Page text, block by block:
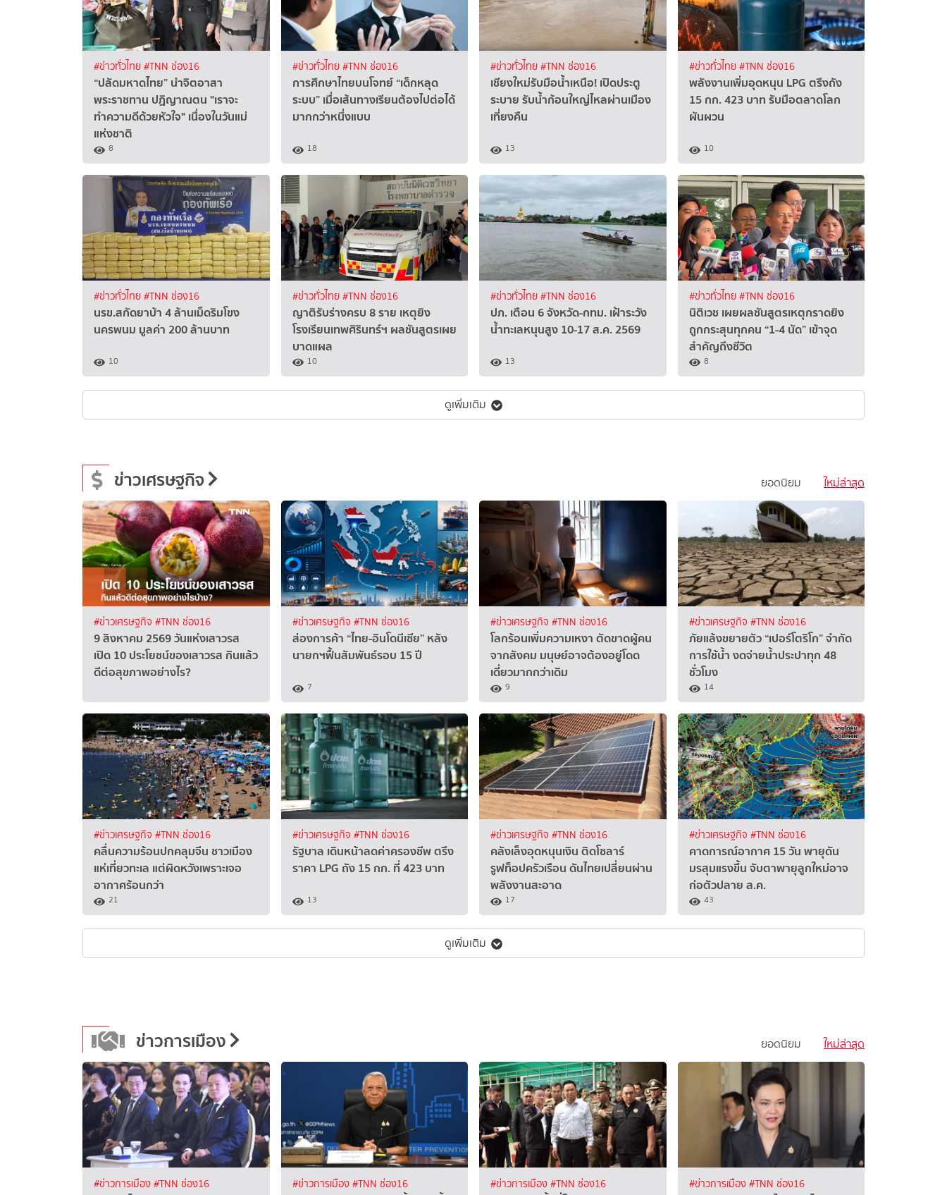
#ข่าวทั่วไทย#TNN ช่อง16
“ปลัดมหาดไทย” นำจิตอาสา
พระราชทาน ปฏิญาณตน "เราจะ
ทำความดีด้วยหัวใจ" เนื่องในวันแม่
แห่งชาติ
8
#ข่าวทั่วไทย#TNN ช่อง16
การศึกษาไทยบนโจทย์ “เด็กหลุด
ระบบ” เมื่อเส้นทางเรียนต้องไปต่อได้
มากกว่าหนึ่งแบบ
18
#ข่าวทั่วไทย#TNN ช่อง16
เชียงใหม่รับมือน้ำเหนือ! เปิดประตู
ระบาย รับน้ำก้อนใหญ่ไหลผ่านเมือง
เที่ยงคืน
13
#ข่าวทั่วไทย#TNN ช่อง16
พลังงานเพิ่มอุดหนุน LPG ตรึงถัง
15 กก. 423 บาท รับมือตลาดโลก
ผันผวน
10
#ข่าวทั่วไทย#TNN ช่อง16
นรข.สกัดยาบ้า 4 ล้านเม็ดริมโขง
นครพนม มูลค่า 200 ล้านบาท
10
#ข่าวทั่วไทย#TNN ช่อง16
ญาติรับร่างครบ 8 ราย เหตุยิง
โรงเรียนเทพศิรินทร์ฯ ผลชันสูตรเผย
บาดแผล
10
#ข่าวทั่วไทย#TNN ช่อง16
ปภ. เตือน 6 จังหวัด-กทม. เฝ้าระวัง
น้ำทะเลหนุนสูง 10-17 ส.ค. 2569
13
#ข่าวทั่วไทย#TNN ช่อง16
นิติเวช เผยผลชันสูตรเหตุกราดยิง
ถูกกระสุนทุกคน “1-4 นัด” เข้าจุด
สำคัญถึงชีวิต
8
ดูเพิ่มเติม
ข่าวเศรษฐกิจ ใหม่ล่าสุด
ยอดนิยม
#ข่าวเศรษฐกิจ #TNN ช่อง16
9 สิงหาคม 2569 วันแห่งเสาวรส
เปิด 10 ประโยชน์ของเสาวรส กินแล้ว
ดีต่อสุขภาพอย่างไร?
#ข่าวเศรษฐกิจ #TNN ช่อง16
ส่องการค้า “ไทย-อินโดนีเซีย” หลัง
นายกฯฟื้นสัมพันธ์รอบ 15 ปี
7
#ข่าวเศรษฐกิจ #TNN ช่อง16
โลกร้อนเพิ่มความเหงา ตัดขาดผู้คน
จากสังคม มนุษย์อาจต้องอยู่โดด
เดี่ยวมากกว่าเดิม
9
#ข่าวเศรษฐกิจ #TNN ช่อง16
ภัยแล้งขยายตัว “เปอร์โตริโก” จำกัด
การใช้น้ำ งดจ่ายน้ำประปาทุก 48
ชั่วโมง
14
#ข่าวเศรษฐกิจ #TNN ช่อง16
คลื่นความร้อนปกคลุมจีน ชาวเมือง
แห่เที่ยวทะเล แต่ผิดหวังเพราะเจอ
อากาศร้อนกว่า
21
#ข่าวเศรษฐกิจ #TNN ช่อง16
รัฐบาล เดินหน้าลดค่าครองชีพ ตรึง
ราคา LPG ถัง 15 กก. ที่ 423 บาท
13
#ข่าวเศรษฐกิจ #TNN ช่อง16
คลังเล็งอุดหนุนเงิน ติดโซลาร์
รูฟท็อปครัวเรือน ดันไทยเปลี่ยนผ่าน
พลังงานสะอาด
17
#ข่าวเศรษฐกิจ #TNN ช่อง16
คาดการณ์อากาศ 15 วัน พายุดัน
มรสุมแรงขึ้น จับตาพายุลูกใหม่อาจ
ก่อตัวปลาย ส.ค.
43
ดูเพิ่มเติม
ข่าวการเมือง ใหม่ล่าสุด
ยอดนิยม
#ข่าวการเมือง#TNN ช่อง16 #ข่าวการเมือง#TNN ช่อง16 #ข่าวการเมือง#TNN ช่อง16 #ข่าวการเมือง#TNN ช่อง16